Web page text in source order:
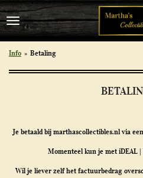
Ga
direct
naar
deInfo » Betaling
Je betaald bij marthascollectibles.nl via
Momenteel kun je met iDEAL |
Wil je liever zelf het factuurbedrag